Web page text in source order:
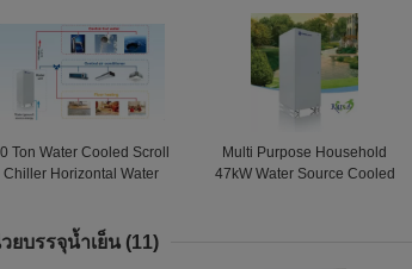
Ton Water Cooled Scroll
Chiller Horizontal Water
Multi Purpose Household
47kW Water Source Cooled
ยบรรจุน้ำเย็น (11)